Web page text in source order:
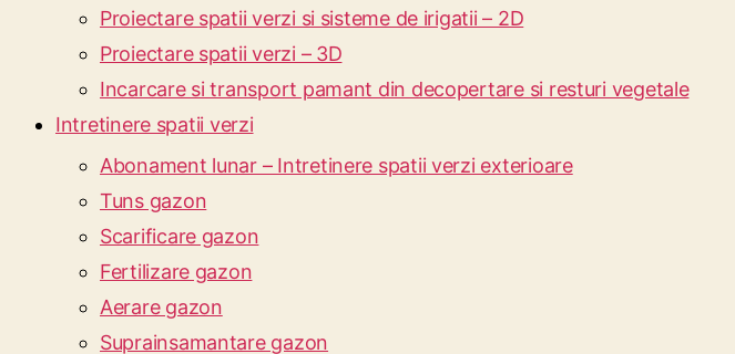
Proiectare spatii verzi si sisteme de irigatii – 2D
Proiectare spatii verzi – 3D
Incarcare si transport pamant din decopertare si resturi vegetale
Intretinere spatii verzi
Abonament lunar – Intretinere spatii verzi exterioare
Tuns gazon
Scarificare gazon
Fertilizare gazon
Aerare gazon
Suprainsamantare gazon